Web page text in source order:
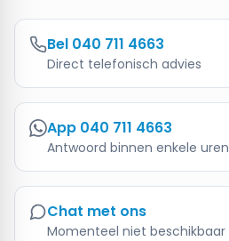
Bel 040 711 4663
Direct telefonisch advies
App 040 711 4663
Antwoord binnen enkele uren
Chat met ons
Momenteel niet beschikbaar